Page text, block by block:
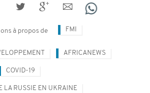
à propos de FMI
AFRICANEWS
COVID-19
LA RUSSIE EN UKRAINE